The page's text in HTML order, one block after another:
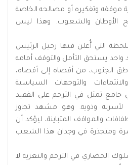
موقفه وتفكيره أو مصالحه الخاصة
الأوطان والشعوب. وهذا ليس
التي أُعلن فيها رحيل الرئيس
يستحق التأمل والتوقف أمامه
الجنوب، من أقصاه إلى أقصاه،
والتوجهات السياسية
جامع تمثل في الترحم على الفقيد
لأسرته وذويه. وهو مشهد تجاوز
والمواقف المتباينة، ليؤكد أن
ومتجذرة في وجدان هذا الشعب
الحضاري في الترحم والتعزية لا